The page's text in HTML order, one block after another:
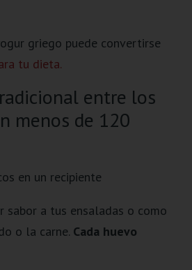
griego puede convertirse
tu dieta.
entre los
menos de 120
sabor a tus ensaladas o como
o la carne. Cada huevo